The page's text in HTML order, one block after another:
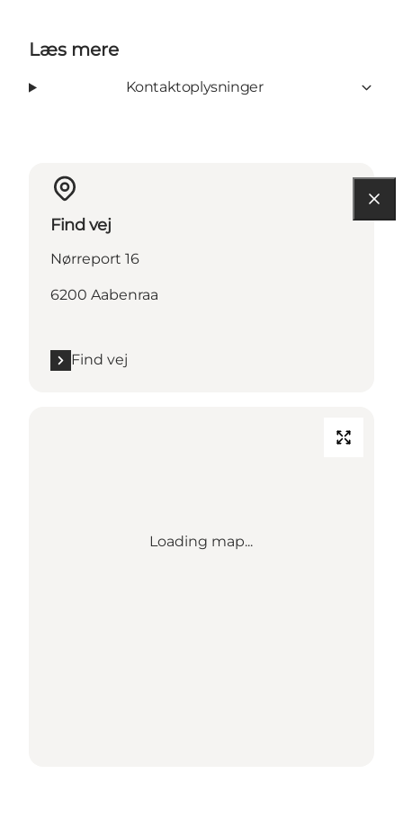
Læs mere
Kontaktoplysninger
Find vej
Nørreport 16
6200 Aabenraa
Find vej
Loading map...